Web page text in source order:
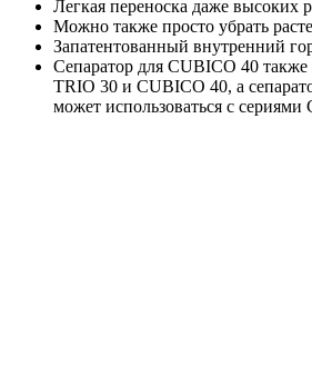
Легкая переноска даже высоких
Можно также просто убрать
Запатентованный внутренний
Сепаратор для CUBICO 40
TRIO 30 и CUBICO 40, а
может использоваться с